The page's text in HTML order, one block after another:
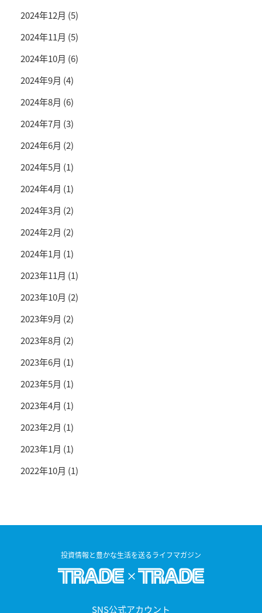
2024年12月 (5)
2024年11月 (5)
2024年10月 (6)
2024年9月 (4)
2024年8月 (6)
2024年7月 (3)
2024年6月 (2)
2024年5月 (1)
2024年4月 (1)
2024年3月 (2)
2024年2月 (2)
2024年1月 (1)
2023年11月 (1)
2023年10月 (2)
2023年9月 (2)
2023年8月 (2)
2023年6月 (1)
2023年5月 (1)
2023年4月 (1)
2023年2月 (1)
2023年1月 (1)
2022年10月 (1)
投資情報と豊かな生活を送るライフマガジン
SNS公式アカウント